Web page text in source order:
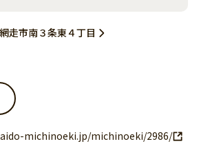
走市南３条東４丁目
michinoeki.jp/michinoeki/2986/